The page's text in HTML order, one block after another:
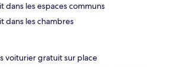
dans les espaces communs
dans les chambres
voiturier gratuit sur place